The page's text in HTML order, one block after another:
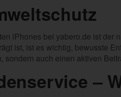
iPhones bei yabero.de ist der
ist, ist es wichtig, bewusste
auch einen aktiven
–